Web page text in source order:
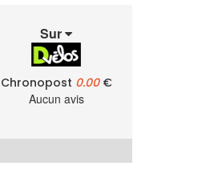
Sur
Chronopost 0.00€
Aucun avis